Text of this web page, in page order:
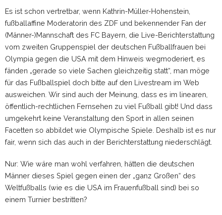
Es ist schon vertretbar, wenn Kathrin-Müller-Hohenstein,
fußballaffine Moderatorin des ZDF und bekennender Fan der
(Männer-)Mannschaft des FC Bayern, die Live-Berichterstattung
vom zweiten Gruppenspiel der deutschen Fußballfrauen bei
Olympia gegen die USA mit dem Hinweis wegmoderiert, es
fänden „gerade so viele Sachen gleichzeitig statt“, man möge
für das Fußballspiel doch bitte auf den Livestream im Web
ausweichen. Wir sind auch der Meinung, dass es im linearen,
öffentlich-rechtlichen Fernsehen zu viel Fußball gibt! Und dass
umgekehrt keine Veranstaltung den Sport in allen seinen
Facetten so abbildet wie Olympische Spiele. Deshalb ist es nur
fair, wenn sich das auch in der Berichterstattung niederschlägt.
Nur: Wie wäre man wohl verfahren, hätten die deutschen
Männer dieses Spiel gegen einen der „ganz Großen“ des
Weltfußballs (wie es die USA im Frauenfußball sind) bei so
einem Turnier bestritten?